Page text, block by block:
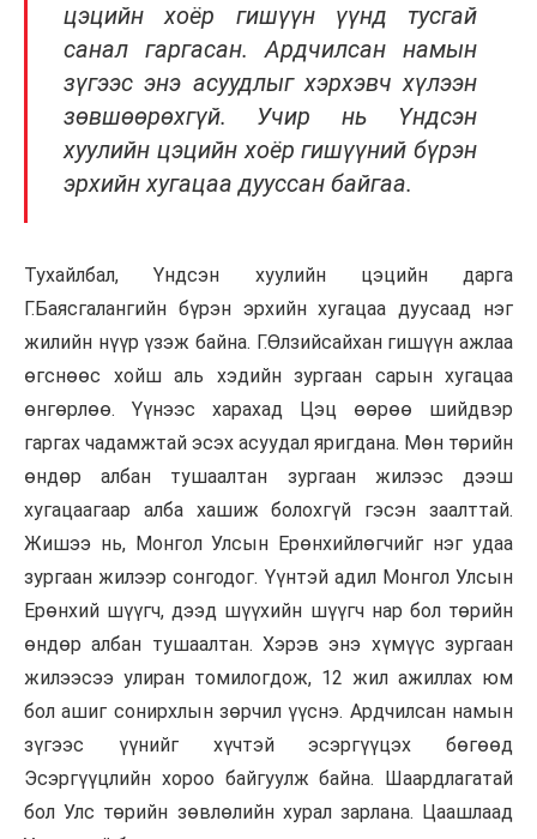
цэцийн хоёр гишүүн үүнд тусгай
санал гаргасан. Ардчилсан намын
зүгээс энэ асуудлыг хэрхэвч хүлээн
зөвшөөрөхгүй. Учир нь Үндсэн
хуулийн цэцийн хоёр гишүүний бүрэн
эрхийн хугацаа дууссан байгаа.
Тухайлбал, Үндсэн хуулийн цэцийн дарга
Г.Баясгалангийн бүрэн эрхийн хугацаа дуусаад нэг
жилийн нүүр үзэж байна. Г.Өлзийсайхан гишүүн ажлаа
өгснөөс хойш аль хэдийн зургаан сарын хугацаа
өнгөрлөө. Үүнээс харахад Цэц өөрөө шийдвэр
гаргах чадамжтай эсэх асуудал яригдана. Мөн төрийн
өндөр албан тушаалтан зургаан жилээс дээш
хугацаагаар алба хашиж болохгүй гэсэн заалттай.
Жишээ нь, Монгол Улсын Ерөнхийлөгчийг нэг удаа
зургаан жилээр сонгодог. Үүнтэй адил Монгол Улсын
Ерөнхий шүүгч, дээд шүүхийн шүүгч нар бол төрийн
өндөр албан тушаалтан. Хэрэв энэ хүмүүс зургаан
жилээсээ улиран томилогдож, 12 жил ажиллах юм
бол ашиг сонирхлын зөрчил үүснэ. Ардчилсан намын
зүгээс үүнийг хүчтэй эсэргүүцэх бөгөөд
Эсэргүүцлийн хороо байгуулж байна. Шаардлагатай
бол Улс төрийн зөвлөлийн хурал зарлана. Цаашлаад